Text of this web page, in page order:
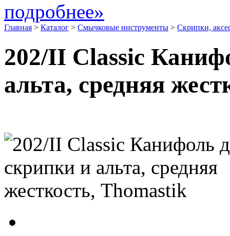
подробнее»
Главная > Каталог > Смычковые инструменты > Скрипки,
202/II Classic
альта, средняя